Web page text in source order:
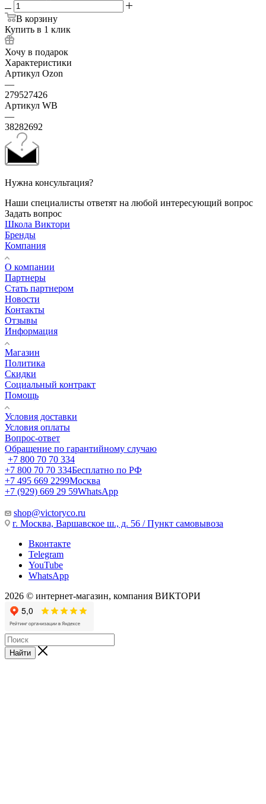
В корзину
Купить в 1 клик
Хочу в подарок
Характеристики
Артикул Ozon
—
279527426
Артикул WB
—
38282692
Нужна консультация?
Наши специалисты ответят на любой интересующий вопрос
Задать вопрос
Школа Виктори
Бренды
Компания
О компании
Партнеры
Стать партнером
Новости
Контакты
Отзывы
Информация
Магазин
Политика
Скидки
Социальный контракт
Помощь
Условия доставки
Условия оплаты
Вопрос-ответ
Обращение по гарантийному случаю
+7 800 70 70 334
+7 800 70 70 334Бесплатно по РФ
+7 495 669 2299Москва
+7 (929) 669 29 59WhatsApp
shop@victoryco.ru
г. Москва, Варшавское ш., д. 56 / Пункт самовывоза
Вконтакте
Telegram
YouTube
WhatsApp
2026 © интернет-магазин, компания ВИКТОРИ
Найти